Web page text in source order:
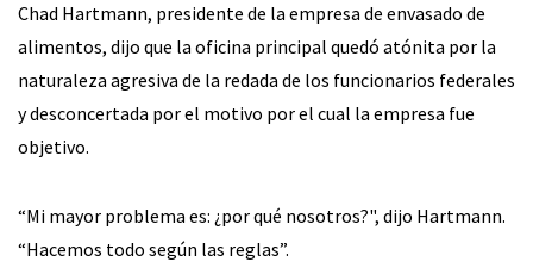
Chad Hartmann, presidente de la empresa de envasado de
alimentos, dijo que la oficina principal quedó atónita por la
naturaleza agresiva de la redada de los funcionarios federales
y desconcertada por el motivo por el cual la empresa fue
objetivo.
“Mi mayor problema es: ¿por qué nosotros?", dijo Hartmann.
“Hacemos todo según las reglas”.